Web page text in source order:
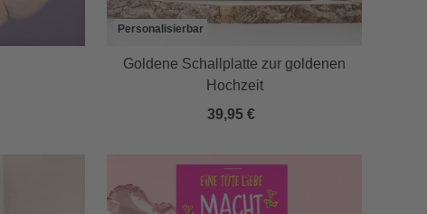
Personalisierbar
Goldene Schallplatte zur goldenen
Hochzeit
39,95 €